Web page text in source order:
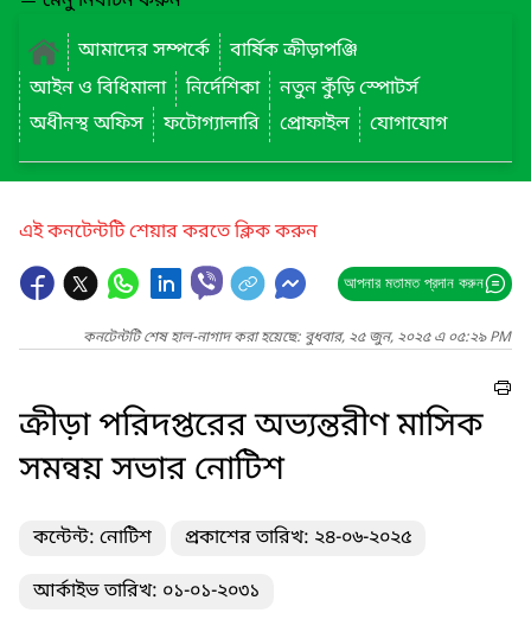
আমাদের সম্পর্কে
বার্ষিক ক্রীড়াপঞ্জি
আইন ও বিধিমালা
নির্দেশিকা
নতুন কুঁড়ি স্পোটর্স
অধীনস্থ অফিস
ফটোগ্যালারি প্রোফাইল যোগাযোগ
এই কনটেন্টটি শেয়ার করতে ক্লিক করুন
আপনার মতামত প্রদান করুন
কনটেন্টটি শেষ হাল-নাগাদ করা হয়েছে: বুধবার, ২৫ জুন, ২০২৫ এ ০৫:২৯ PM
ক্রীড়া পরিদপ্তরের অভ্যন্তরীণ মাসিক
সমন্বয় সভার নোটিশ
কন্টেন্ট: নোটিশ প্রকাশের তারিখ: ২৪-০৬-২০২৫
আর্কাইভ তারিখ: ০১-০১-২০৩১